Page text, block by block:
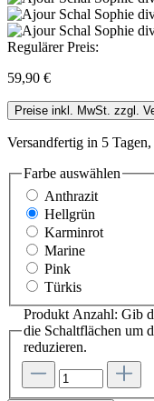
Regulärer Preis:
59,90 €
Preise inkl. MwSt. zzgl.
Versandfertig in 5
Farbe auswählen
Anthrazit
Hellgrün
Karminrot
Marine
Pink
Türkis
Produkt Anzahl: Gib
die Schaltflächen um
reduzieren.